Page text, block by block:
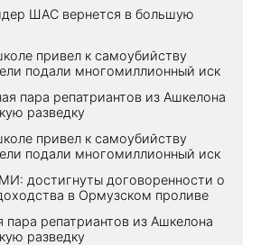
ШАС вернется в большую
привел к самоубийству
подали многомиллионный иск
пара репатриантов из Ашкелона
разведку
привел к самоубийству
подали многомиллионный иск
достигнуты договоренности о
в Ормузском проливе
пара репатриантов из Ашкелона
разведку